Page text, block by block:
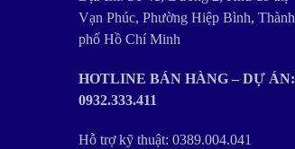
Vạn Phúc, Phường Hiệp Bình, Thành
phố Hồ Chí Minh
HOTLINE BÁN HÀNG – DỰ ÁN:
0932.333.411
Hỗ trợ kỹ thuật: 0389.004.041